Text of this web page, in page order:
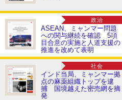
政治
ASEAN、ミャンマー問題
への関与継続を確認 5項
目合意の実施と人道支援の
推進を改めて表明
社会
インド当局、ミャンマー拠
点の麻薬組織トップを逮
捕 国境越えた密売網を摘
発